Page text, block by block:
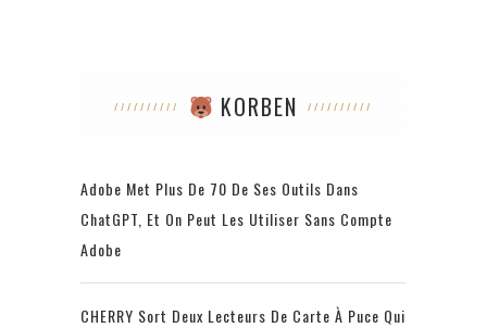
KORBEN
Adobe Met Plus De 70 De Ses Outils Dans
ChatGPT, Et On Peut Les Utiliser Sans Compte
Adobe
CHERRY Sort Deux Lecteurs De Carte À Puce Qui